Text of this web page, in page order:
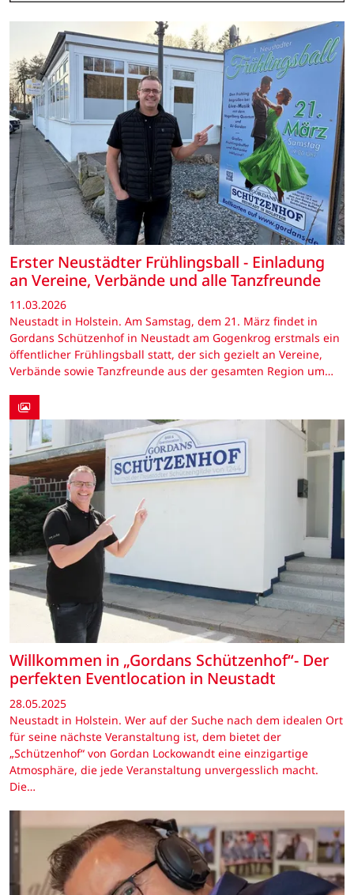
Erster Neustädter Frühlingsball - Einladung
an Vereine, Verbände und alle Tanzfreunde
11.03.2026
Neustadt in Holstein. Am Samstag, dem 21. März findet in
Gordans Schützenhof in Neustadt am Gogenkrog erstmals ein
öffentlicher Frühlingsball statt, der sich gezielt an Vereine,
Verbände sowie Tanzfreunde aus der gesamten Region um…
Willkommen in „Gordans Schützenhof“- Der
perfekten Eventlocation in Neustadt
28.05.2025
Neustadt in Holstein. Wer auf der Suche nach dem idealen Ort
für seine nächste Veranstaltung ist, dem bietet der
„Schützenhof“ von Gordan Lockowandt eine einzigartige
Atmosphäre, die jede Veranstaltung unvergesslich macht.
Die…